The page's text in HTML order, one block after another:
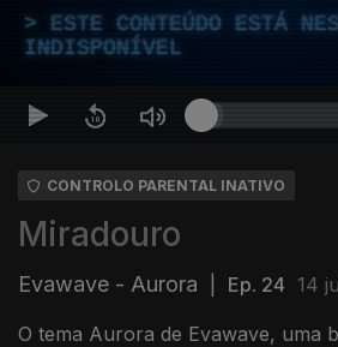
ESTE CONTEÚDO ESTÁ
INDISPONÍVEL
CONTROLO PARENTAL INATIVO
Miradouro
Evawave - Aurora Ep. 24 14
O tema Aurora de Evawave, uma